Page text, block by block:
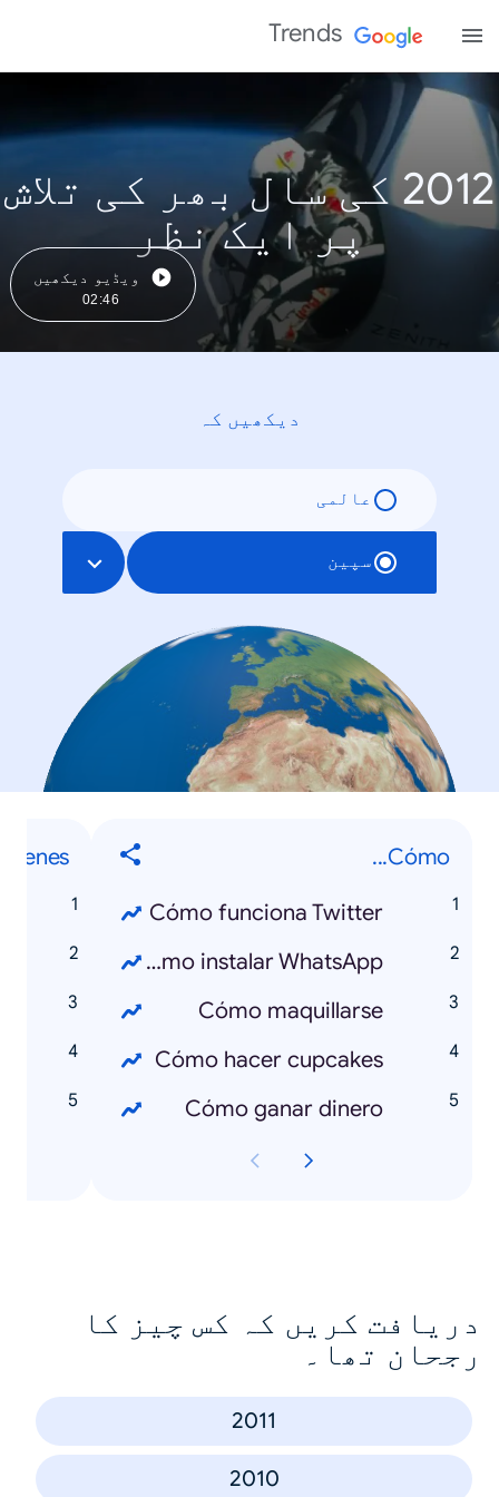
Trends
2012 کی سال بھر کی تلاش
پر ایک نظر
ویڈیو دیکھیں
02:46
دیکھیں کہ
عالمی
سپین
Cómo...
Cómo funciona Twitter
Cómo instalar WhatsApp
Cómo maquillarse
Cómo hacer cupcakes
Cómo ganar dinero
دریافت کریں کہ کس چیز کا
رجحان تھا۔
2011
2010